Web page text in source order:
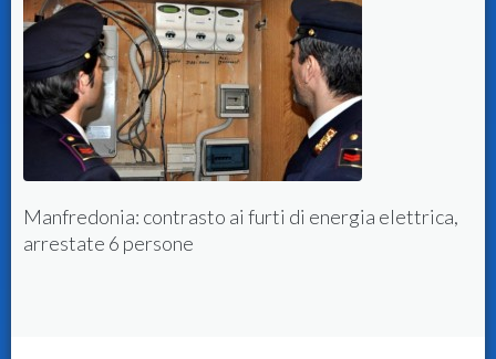
Chiede il riscatto per l'automobile rubata,
vittima lo denuncia